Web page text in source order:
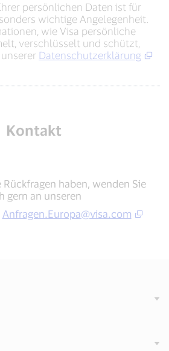
persönlichen Daten ist für
wichtige Angelegenheit.
wie Visa persönliche
verschlüsselt und schützt,
Datenschutzerklärung
Kontakt
Rückfragen haben, wenden Sie
gern an unseren
Anfragen.Europa@visa.com